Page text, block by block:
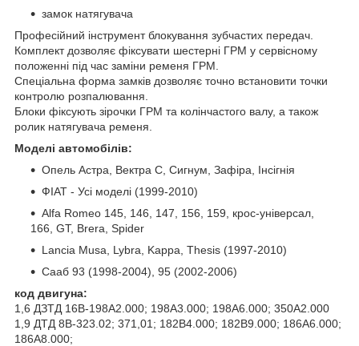
замок натягувача
Професійний інструмент блокування зубчастих передач.
Комплект дозволяє фіксувати шестерні ГРМ у сервісному
положенні під час заміни ременя ГРМ.
Спеціальна форма замків дозволяє точно встановити точки
контролю розпалювання.
Блоки фіксують зірочки ГРМ та колінчастого валу, а також
ролик натягувача ременя.
Моделі автомобілів:
Опель Астра, Вектра С, Сигнум, Зафіра, Інсігнія
ФІАТ - Усі моделі (1999-2010)
Alfa Romeo 145, 146, 147, 156, 159, крос-універсал,
166, GT, Brera, Spider
Lancia Musa, Lybra, Kappa, Thesis (1997-2010)
Сааб 93 (1998-2004), 95 (2002-2006)
код двигуна:
1,6 ДЗТД 16В-198А2.000; 198А3.000; 198А6.000; 350А2.000
1,9 ДТД 8В-323.02; 371,01; 182B4.000; 182B9.000; 186А6.000;
186А8.000;